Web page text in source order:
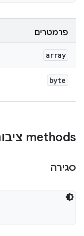
פרמטרים
array
byte
‫methods ציבוריים
סגירה